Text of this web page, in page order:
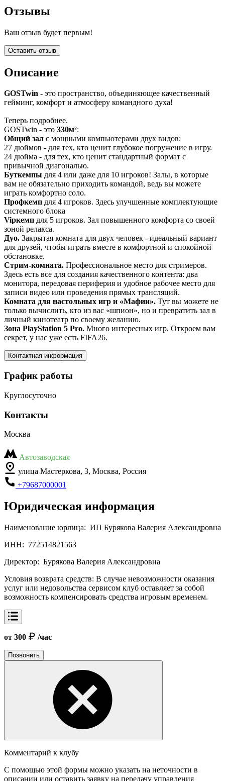
Отзывы
Ваш отзыв будет первым!
Оставить отзыв
Описание
GOSTwin - это пространство, объединяющее качественный
гейминг, комфорт и атмосферу командного духа!
Теперь подробнее.
GOSTwin - это 330м²:
Общий зал с мощными компьютерами двух видов:
27 дюймов - для тех, кто ценит глубокое погружение в игру.
24 дюйма - для тех, кто ценит стандартный формат с
привычной диагональю.
Буткемпы для 4 или даже для 10 игроков! Залы, в которые
вам не обязательно приходить командой, ведь вы можете
играть комфортно соло.
Профкемп для 4 игроков. Здесь улучшенные комплектующие
системного блока
Vipкемп для 5 игроков. Зал повышенного комфорта со своей
зоной релакса.
Дуо. Закрытая комната для двух человек - идеальный вариант
для друзей, чтобы играть вместе в комфортной и спокойной
обстановке.
Стрим-комната. Профессиональное место для стримеров.
Здесь есть все для создания качественного контента: два
монитора, передовая периферия и удобное рабочее место для
записи видео или проведения прямых трансляций.
Комната для настольных игр и «Мафии». Тут вы можете не
только вычислить, кто из вас «шпион», но и превратить зал в
личный кинотеатр по своему желанию.
Зона PlayStation 5 Pro. Много интересных игр. Откроем вам
секрет, у нас уже есть FIFA26.
Контактная информация
График работы
Круглосуточно
Контакты
Москва
Автозаводская
улица Мастеркова, 3, Москва, Россия
+79687000001
Юридическая информация
Наименование юрлица: ИП Бурякова Валерия Александровна
ИНН: 772514821563
Директор: Бурякова Валерия Александровна
Условия возврата средств: В случае невозможности оказания
услуг или недовольства сервисом клуб оставляет за собой
возможность компенсировать средства игровым временем.
от 300 /час
Позвонить
Комментарий к клубу
С помощью этой формы можно указать на неточности в
описании или оставить заявку на передачу управления